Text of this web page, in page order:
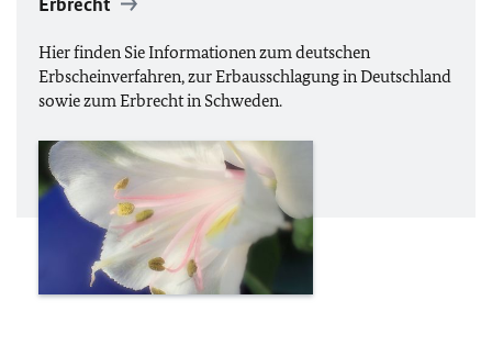
Hier finden Sie Informationen zum deutschen
Erbscheinverfahren, zur Erbausschlagung in Deutschland
sowie zum Erbrecht in Schweden.